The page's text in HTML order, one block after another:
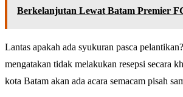
Berkelanjutan Lewat Batam Premier
Lantas apakah ada syukuran pasca
mengatakan tidak melakukan resepsi secara
kota Batam akan ada acara semacam pisah